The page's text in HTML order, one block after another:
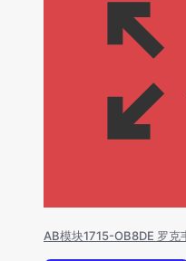
AB模块1715-OB8DE 罗克